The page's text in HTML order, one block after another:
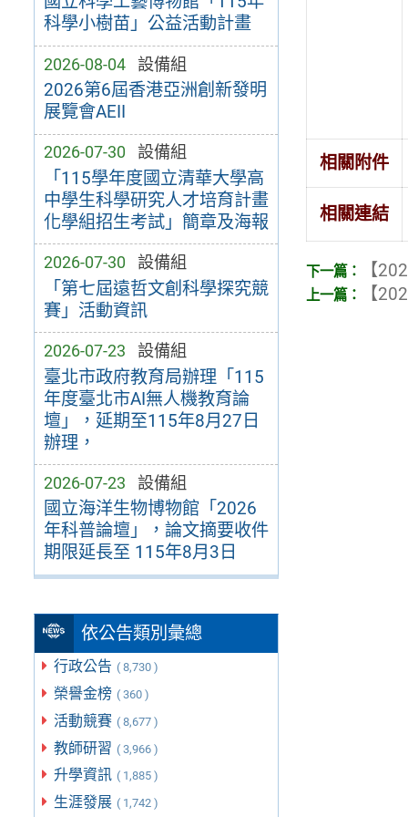
科學小樹苗」公益活動計畫
2026-08-04 設備組
2026第6屆香港亞洲創新發明
展覽會AEII
2026-07-30 設備組
「115學年度國立清華大學高
中學生科學研究人才培育計畫
化學組招生考試」簡章及海報
2026-07-30 設備組
「第七屆遠哲文創科學探究競
賽」活動資訊
2026-07-23 設備組
臺北市政府教育局辦理「115
年度臺北市AI無人機教育論
壇」，延期至115年8月27日
辦理，
2026-07-23 設備組
國立海洋生物博物館「2026
年科普論壇」，論文摘要收件
期限延長至 115年8月3日
依公告類別彙總
行政公告 ( 8,730 )
榮譽金榜 ( 360 )
活動競賽 ( 8,677 )
教師研習 ( 3,966 )
升學資訊 ( 1,885 )
生涯發展 ( 1,742 )
相關附件
相關連結
【
【